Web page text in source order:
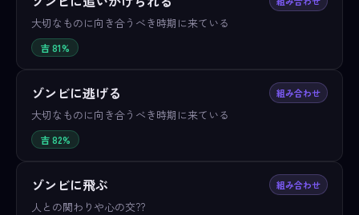
大切なものに向き合うべき時期に来ている
吉 81%
ゾンビに逃げる 組み合わせ
大切なものに向き合うべき時期に来ている
吉 82%
ゾンビに飛ぶ 組み合わせ
人との関わりや心の交??